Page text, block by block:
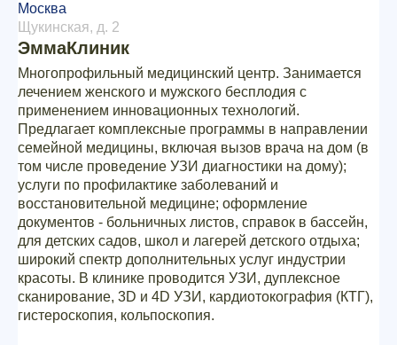
Москва
Щукинская, д. 2
ЭммаКлиник
Многопрофильный медицинский центр. Занимается
лечением женского и мужского бесплодия с
применением инновационных технологий.
Предлагает комплексные программы в направлении
семейной медицины, включая вызов врача на дом (в
том числе проведение УЗИ диагностики на дому);
услуги по профилактике заболеваний и
восстановительной медицине; оформление
документов - больничных листов, справок в бассейн,
для детских садов, школ и лагерей детского отдыха;
широкий спектр дополнительных услуг индустрии
красоты. В клинике проводится УЗИ, дуплексное
сканирование, 3D и 4D УЗИ, кардиотокография (КТГ),
гистероскопия, кольпоскопия.